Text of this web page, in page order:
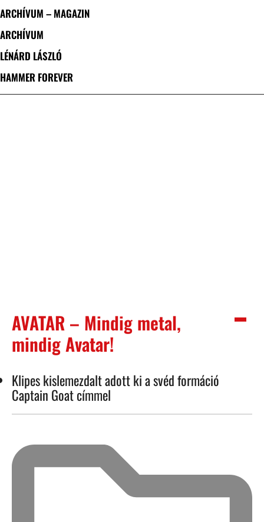
ARCHÍVUM – MAGAZIN
ARCHÍVUM
LÉNÁRD LÁSZLÓ
HAMMER FOREVER
AVATAR – Mindig metal,
mindig Avatar!
Klipes kislemezdalt adott ki a svéd formáció
Captain Goat címmel